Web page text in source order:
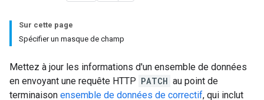
Sur cette page
Spécifier un masque de champ
Mettez à jour les informations d'un ensemble de données
en envoyant une requête HTTP PATCH au point de
terminaison ensemble de données de correctif, qui inclut